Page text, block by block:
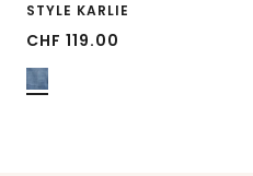
STYLE KARLIE
CHF 119.00